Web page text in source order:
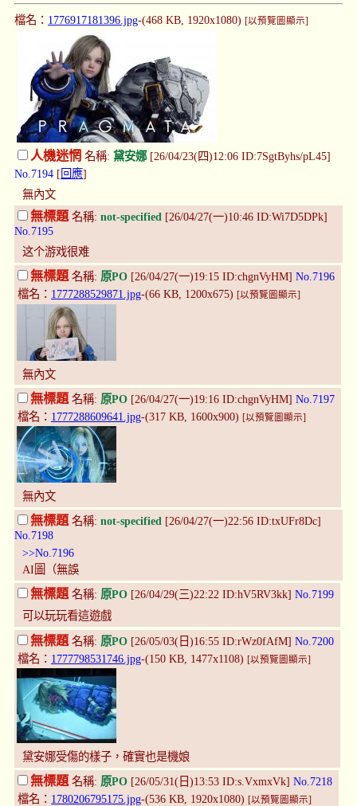
檔名： 1776917181396.jpg-(468 KB, 1920x1080) [以預覽圖顯示]
人機迷惘 名稱: 黛安娜[26/04/23(四)12:06 ID:7SgtByhs/pL45]
No.7194 [ 回應]
無內文
無標題 名稱: not-specified [26/04/27(一)10:46 ID:Wi7D5DPk]
No.7195
这个游戏很难
無標題名稱: 原PO [26/04/27(一)19:15 ID:chgnVyHM] No.7196
檔名： 1777288529871.jpg-(66 KB, 1200x675) [以預覽圖顯示]
無內文
無標題 名稱: 原PO [26/04/27(一)19:16 ID:chgnVyHM] No.7197
檔名： 1777288609641.jpg-(317 KB, 1600x900) [以預覽圖顯示]
無內文
無標題 名稱: not-specified [26/04/27(一)22:56 ID:txUFr8Dc]
No.7198
>>No.7196
AI圖（無誤
無標題名稱: 原PO [26/04/29(三)22:22 ID:hV5RV3kk] No.7199
可以玩玩看這遊戲
無標題 名稱: 原PO [26/05/03(日)16:55 ID:rWz0fAfM] No.7200
檔名： 1777798531746.jpg-(150 KB, 1477x1108) [以預覽圖顯示]
黛安娜受傷的樣子，確實也是機娘
無標題 名稱: 原PO [26/05/31(日)13:53 ID:s.VxmxVk] No.7218
檔名： 1780206795175.jpg-(536 KB, 1920x1080) [以預覽圖顯示]